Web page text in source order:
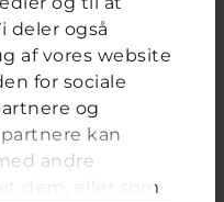
deler også
af vores website
for sociale
og
kan
andre
dem, eller som